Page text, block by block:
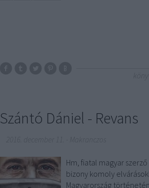
Szántó Dániel - Revans
Makranczos
Hm, fiatal magyar
bizony komoly
Magyarország